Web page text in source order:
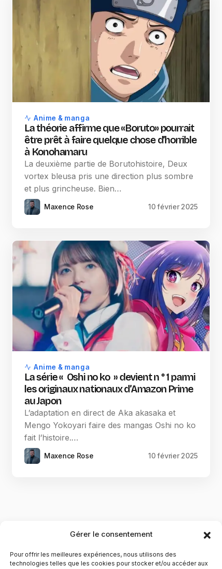
Gérer le consentement
Pour offrir les meilleures expériences, nous utilisons des
technologies telles que les cookies pour stocker et/ou accéder aux
Anime & manga
La théorie affirme que «Boruto» pourrait
être prêt à faire quelque chose d’horrible
à Konohamaru
La deuxième partie de Borutohistoire, Deux
vortex bleusa pris une direction plus sombre
et plus grincheuse. Bien…
Maxence Rose 10 février 2025
Anime & manga
La série « Oshi no ko » devient n ° 1 parmi
les originaux nationaux d’Amazon Prime
au Japon
L’adaptation en direct de Aka akasaka et
Mengo Yokoyari faire des mangas Oshi no ko
fait l’histoire.…
Maxence Rose 10 février 2025